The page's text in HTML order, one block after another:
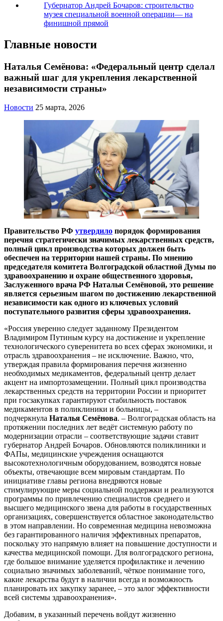
Губернатор Андрей Бочаров: строительство
музея специальной военной операции— на
финишной прямой
Главные новости
Наталья Семёнова: «Федеральный центр сделал
важный шаг для укрепления лекарственной
независимости страны»
Новости 25 марта, 2026
Правительство РФ утвердило порядок формирования
перечня стратегически значимых лекарственных средств,
полный цикл производства которых должен быть
обеспечен на территории нашей страны. По мнению
председателя комитета Волгоградской областной Думы по
здравоохранению и охране общественного здоровья,
Заслуженного врача РФ Натальи Семёновой, это решение
является серьезным шагом по достижению лекарственной
независимости как одного из ключевых условий
поступательного развития сферы здравоохранения.
«Россия уверенно следует заданному Президентом
Владимиром Путиным курсу на достижение и укрепление
технологического суверенитета во всех сферах экономики, и
отрасль здравоохранения – не исключение. Важно, что,
утверждая правила формирования перечня жизненно
необходимых медикаментов, федеральный центр делает
акцент на импортозамещении. Полный цикл производства
лекарственных средств на территории России и приоритет
при госзакупках гарантируют стабильность поставок
медикаментов в поликлиники и больницы, –
подчеркнула Наталья Семёнова. – Волгоградская область на
протяжении последних лет ведёт системную работу по
модернизации отрасли – соответствующие задачи ставит
губернатор Андрей Бочаров. Обновляются поликлиники и
ФАПы, медицинские учреждения оснащаются
высокотехнологичным оборудованием, возводятся новые
объекты, отвечающие всем мировым стандартам. По
инициативе главы региона внедряются новые
стимулирующие меры социальной поддержки и реализуются
программы по привлечению специалистов среднего и
высшего медицинского звена для работы в государственных
организациях, совершенствуется областное законодательство
в этом направлении. Но современная медицина невозможна
без гарантированного наличия эффективных препаратов,
поскольку это напрямую влияет на повышение доступности и
качества медицинской помощи. Для волгоградского региона,
где большое внимание уделяется профилактике и лечению
социально значимых заболеваний, чёткое понимание того,
какие лекарства будут в наличии всегда и возможность
планировать их закупку заранее, – это залог эффективности
всей системы здравоохранения».
Добавим, в указанный перечень войдут жизненно